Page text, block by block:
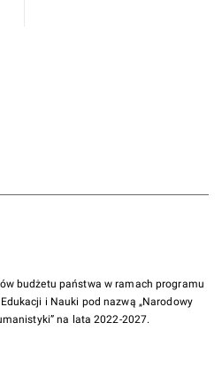
budżetu państwa w ramach programu
i Nauki pod nazwą „Narodowy
na lata 2022-2027.